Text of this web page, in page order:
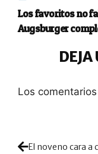
Los favoritos no
Augsburger
DEJA
Los